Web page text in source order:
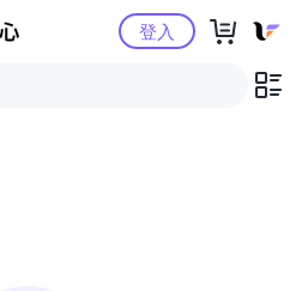
Yahoo購物中心登入